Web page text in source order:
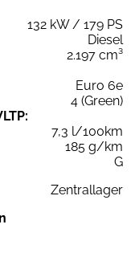
132 kW / 179 PS
Diesel
2.197 cm³
Euro 6e
4 (Green)
7,3 l/100km
185 g/km
G
Zentrallager